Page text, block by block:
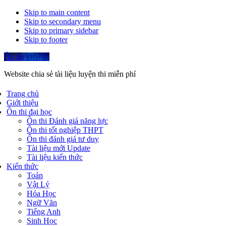
Skip to main content
Skip to secondary menu
Skip to primary sidebar
Skip to footer
Ôn thi ĐGNL
Website chia sẻ tài liệu luyện thi miễn phí
Trang chủ
Giới thiệu
Ôn thi đại học
Ôn thi Đánh giá năng lực
Ôn thi tốt nghiệp THPT
Ôn thi đánh giá tư duy
Tài liệu mới Update
Tài liệu kiến thức
Kiến thức
Toán
Vật Lý
Hóa Học
Ngữ Văn
Tiếng Anh
Sinh Học